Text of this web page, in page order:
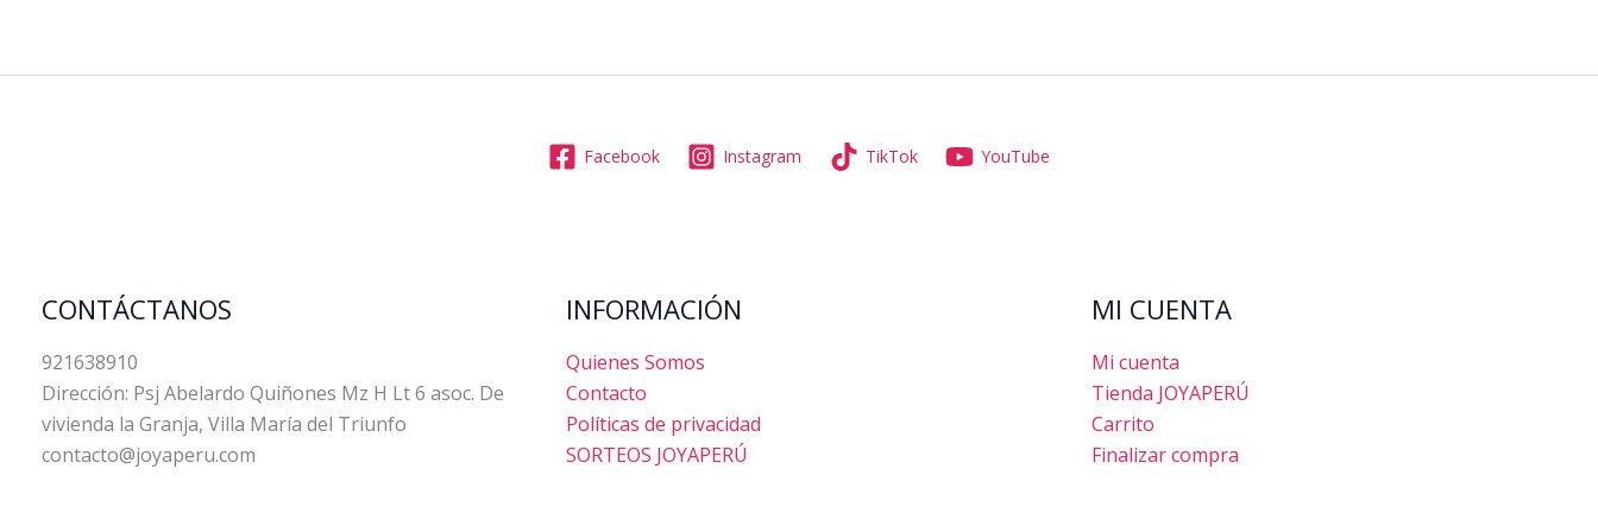
Facebook Instagram TikTok YouTube
CONTÁCTANOS
921638910
Dirección: Psj Abelardo Quiñones Mz H Lt 6 asoc. De
vivienda la Granja, Villa María del Triunfo
contacto@joyaperu.com
INFORMACIÓN
Quienes Somos
Contacto
Políticas de privacidad
SORTEOS JOYAPERÚ
MI CUENTA
Mi cuenta
Tienda JOYAPERÚ
Carrito
Finalizar compra